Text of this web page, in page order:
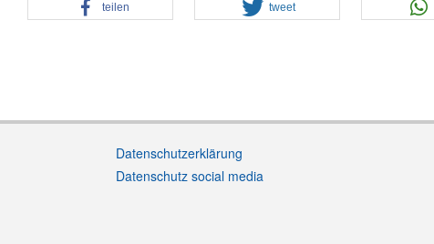
teilen tweet
Datenschutzerklärung
Datenschutz social media